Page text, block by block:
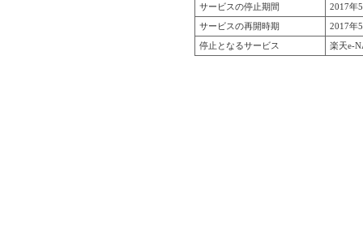
サービスの停止期間
2017年
サービスの再開時期
2017年
停止となるサービス
楽天e-